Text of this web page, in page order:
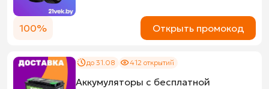
100% Открыть промокод
до 31.08 412 открытий
Аккумуляторы с бесплатной